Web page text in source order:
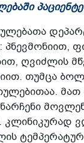
ღვიძლის
თუმცა
მათ